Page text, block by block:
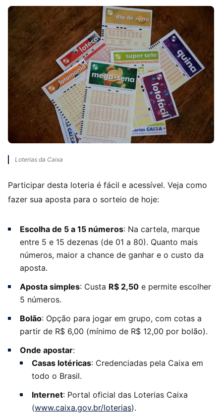
Loterias da Caixa
Participar desta loteria é fácil e acessível. Veja como
fazer sua aposta para o sorteio de hoje:
Escolha de 5 a 15 números: Na cartela, marque
entre 5 e 15 dezenas (de 01 a 80). Quanto mais
números, maior a chance de ganhar e o custo da
aposta.
Aposta simples: Custa R$ 2,50 e permite escolher
5 números.
Bolão: Opção para jogar em grupo, com cotas a
partir de R$ 6,00 (mínimo de R$ 12,00 por bolão).
Onde apostar:
Casas lotéricas: Credenciadas pela Caixa em
todo o Brasil.
Internet: Portal oficial das Loterias Caixa
(www.caixa.gov.br/loterias).